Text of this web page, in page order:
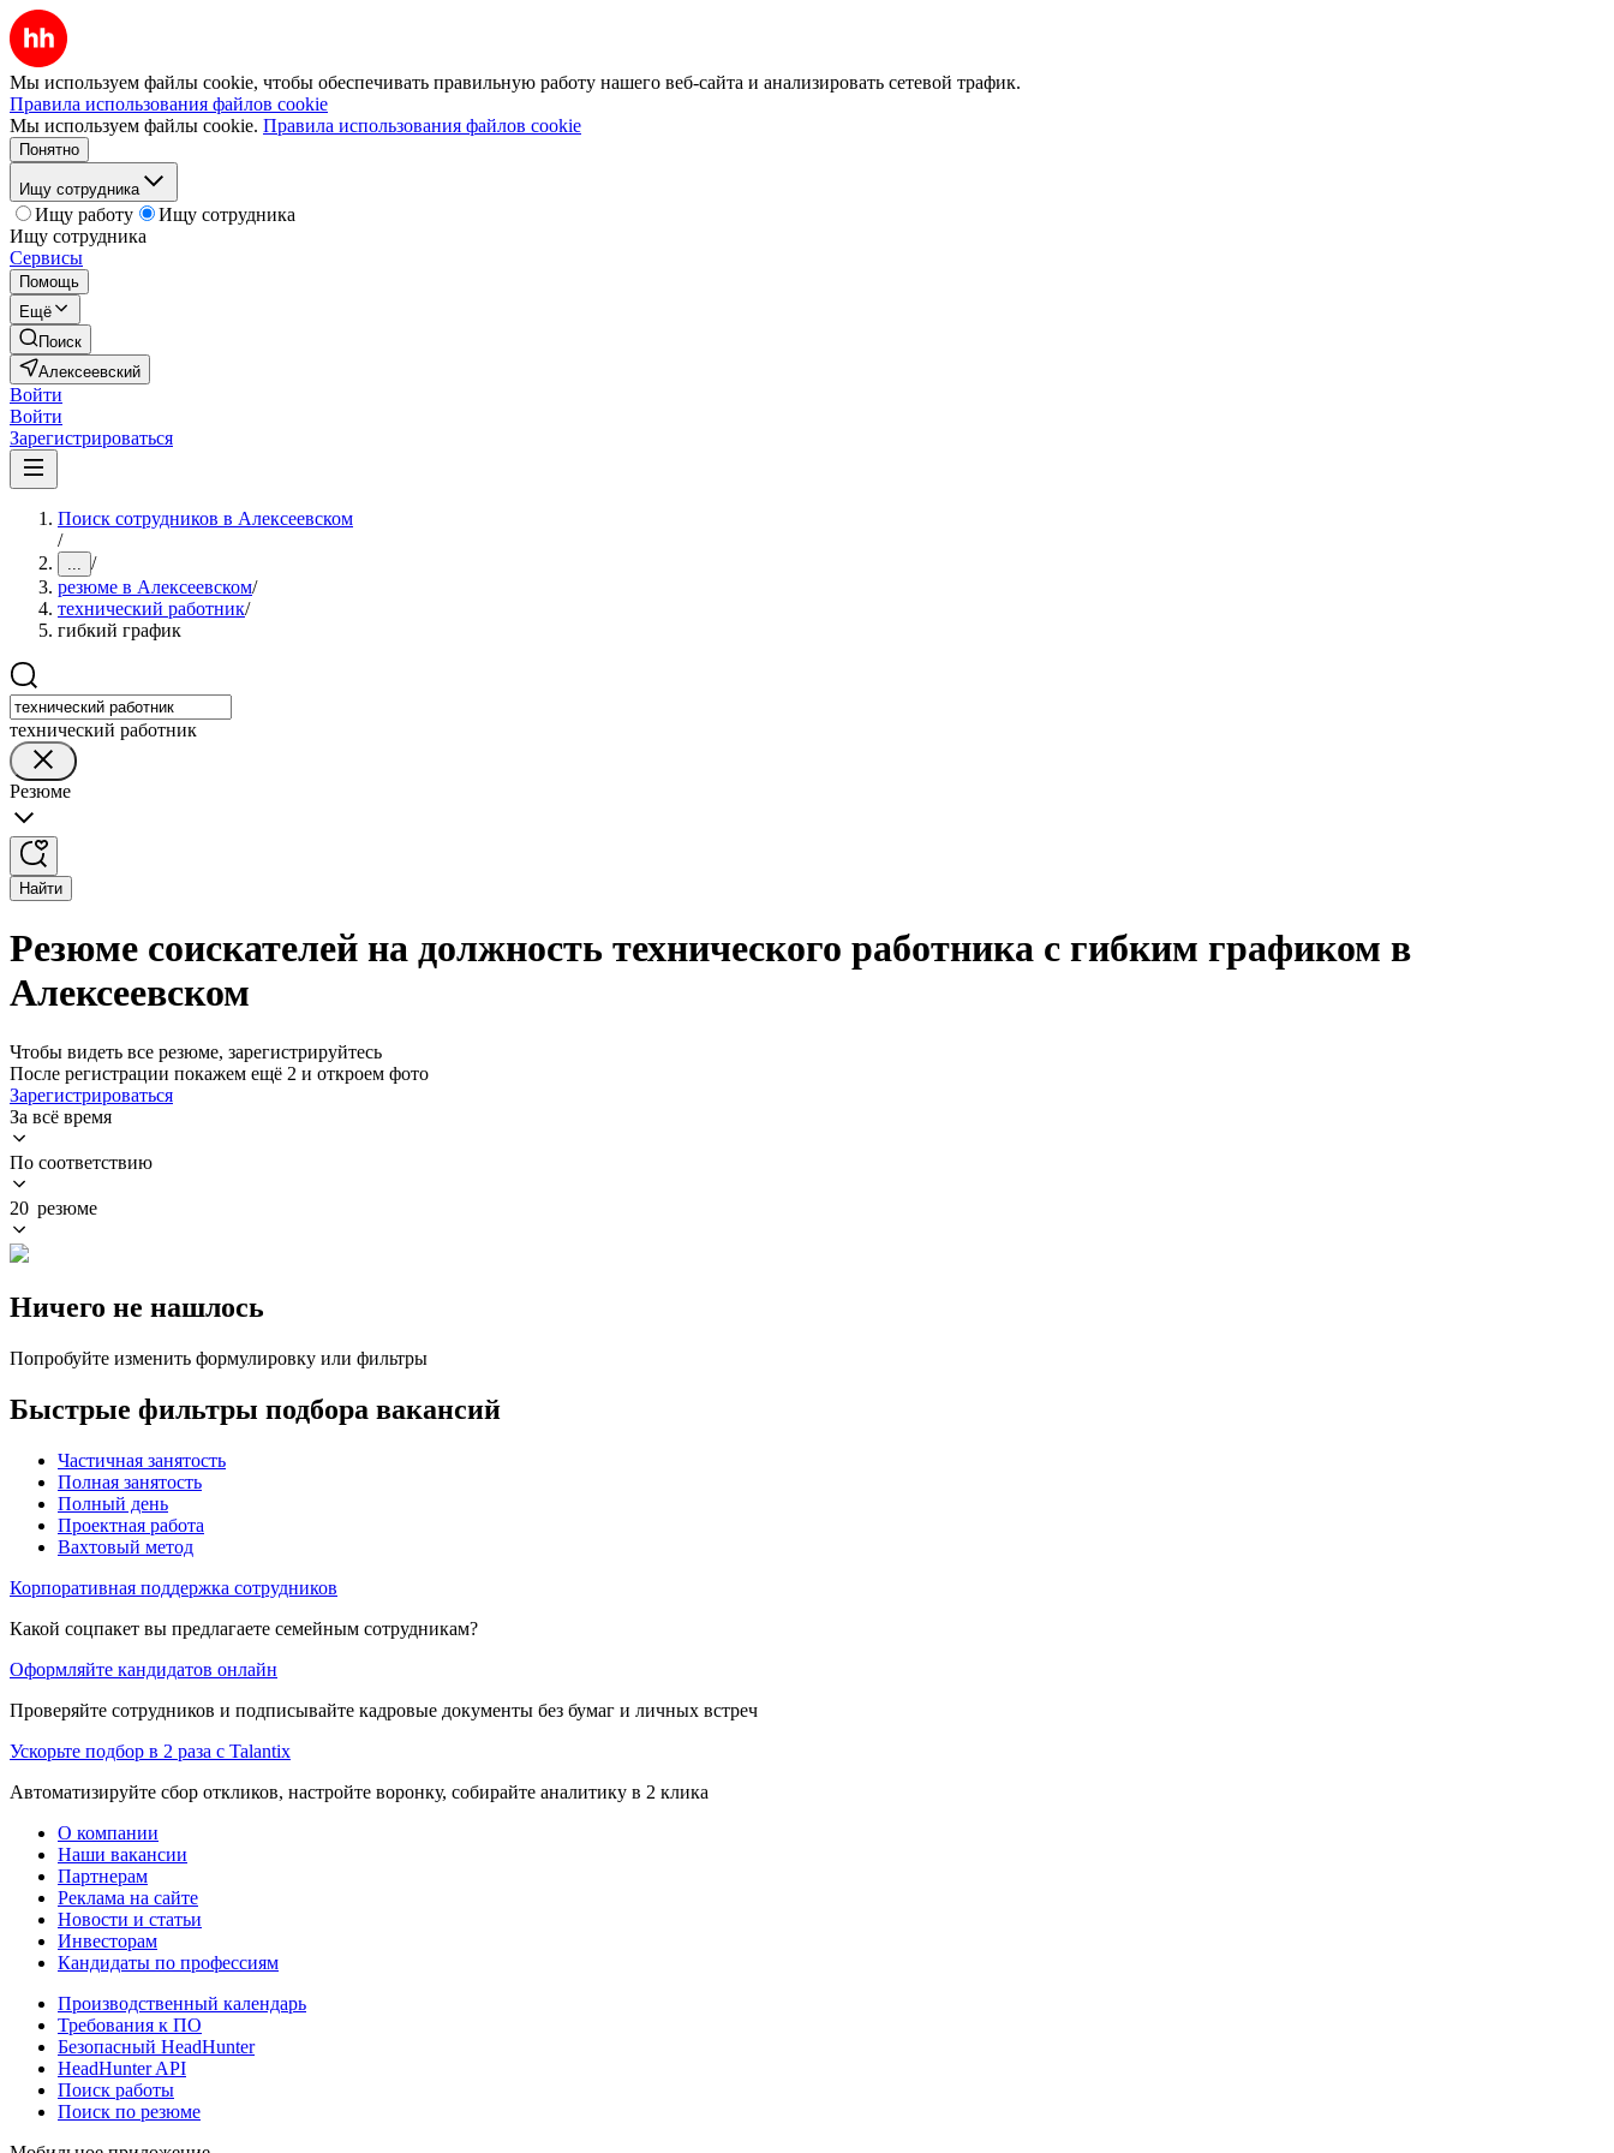
Мы используем файлы cookie, чтобы обеспечивать правильную работу нашего веб-сайта и анализировать сетевой трафик.
Правила использования файлов cookie
Мы используем файлы cookie. Правила использования файлов cookie
Понятно
Ищу сотрудника
Ищу работу
Ищу сотрудника
Ищу сотрудника
Сервисы
Помощь
Ещё
Поиск
Алексеевский
Войти
Войти
Зарегистрироваться
Поиск сотрудников в Алексеевском
/
... /
резюме в Алексеевском/
технический работник/
гибкий график
технический работник
Резюме
Найти
Резюме соискателей на должность технического работника с гибким графиком в
Алексеевском
Чтобы видеть все резюме, зарегистрируйтесь
После регистрации покажем ещё 2 и откроем фото
Зарегистрироваться
За всё время
По соответствию
20 резюме
Ничего не нашлось
Попробуйте изменить формулировку или фильтры
Быстрые фильтры подбора вакансий
Частичная занятость
Полная занятость
Полный день
Проектная работа
Вахтовый метод
Корпоративная поддержка сотрудников
Какой соцпакет вы предлагаете семейным сотрудникам?
Оформляйте кандидатов онлайн
Проверяйте сотрудников и подписывайте кадровые документы без бумаг и личных встреч
Ускорьте подбор в 2 раза с Talantix
Автоматизируйте сбор откликов, настройте воронку, собирайте аналитику в 2 клика
О компании
Наши вакансии
Партнерам
Реклама на сайте
Новости и статьи
Инвесторам
Кандидаты по профессиям
Производственный календарь
Требования к ПО
Безопасный HeadHunter
HeadHunter API
Поиск работы
Поиск по резюме